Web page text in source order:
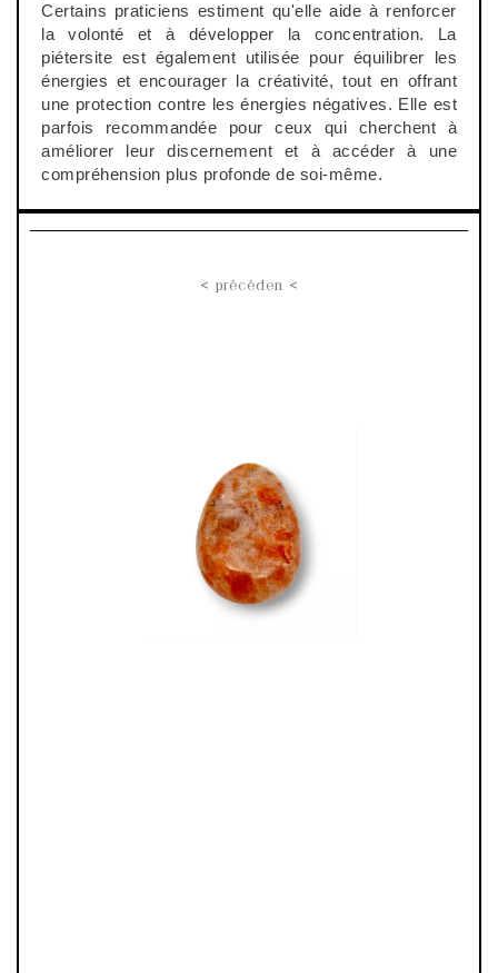
Certains praticiens estiment qu'elle aide à renforcer
la volonté et à développer la concentration. La
piétersite est également utilisée pour équilibrer les
énergies et encourager la créativité, tout en offrant
une protection contre les énergies négatives. Elle est
parfois recommandée pour ceux qui cherchent à
améliorer leur discernement et à accéder à une
compréhension plus profonde de soi-même.
< précéden <